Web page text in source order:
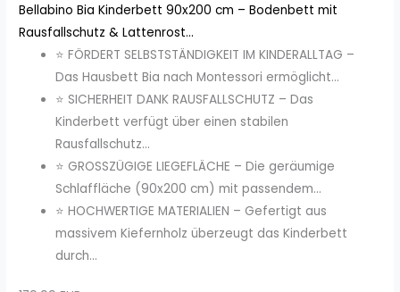
Bellabino Bia Kinderbett 90x200 cm – Bodenbett mit
Rausfallschutz & Lattenrost...
⭐ FÖRDERT SELBSTSTÄNDIGKEIT IM KINDERALLTAG –
Das Hausbett Bia nach Montessori ermöglicht...
⭐ SICHERHEIT DANK RAUSFALLSCHUTZ – Das
Kinderbett verfügt über einen stabilen
Rausfallschutz...
⭐ GROSSZÜGIGE LIEGEFLÄCHE – Die geräumige
Schlaffläche (90x200 cm) mit passendem...
⭐ HOCHWERTIGE MATERIALIEN – Gefertigt aus
massivem Kiefernholz überzeugt das Kinderbett
durch...